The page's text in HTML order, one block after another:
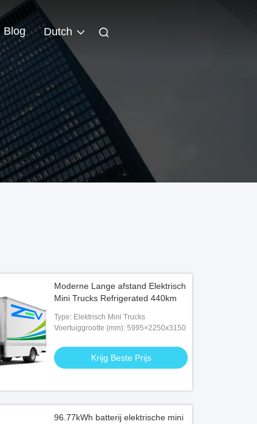
Blog Dutch
Moderne Lange afstand Elektrisch
Mini Trucks Refrigerated 440km
Type: Elektrisch Mini Trucks
Voertuiggrootte (mm): 5995×2250x3150
Krijg Beste Prijs
96.77kWh batterij elektrische mini